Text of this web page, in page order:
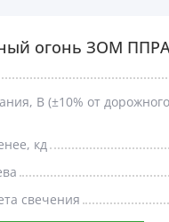
огонь ЗОМ
В (±10% от дорожного
кд
свечения